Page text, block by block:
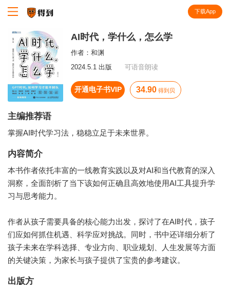
下载App
AI时代，学什么，怎么学
作者： 和渊
2024.5.1 出版
可语音朗读
开通电子书VIP 34.90 得到贝
主编推荐语
掌握AI时代学习法，稳稳立足于未来世界。
内容简介
本书作者依托丰富的一线教育实践以及对AI和当代教育的深入
洞察，全面剖析了当下该如何正确且高效地使用AI工具提升学
习与思考能力。
作者从孩子需要具备的核心能力出发，探讨了在AI时代，孩子
们应如何抓住机遇、科学应对挑战。同时，书中还详细分析了
孩子未来在学科选择、专业方向、职业规划、人生发展等方面
的关键决策，为家长与孩子提供了宝贵的参考建议。
出版方